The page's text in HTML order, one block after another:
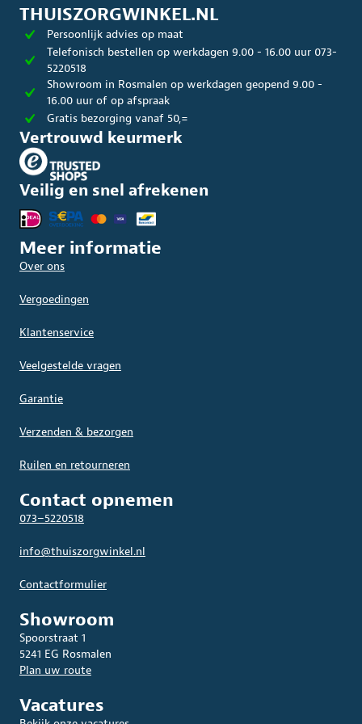
THUISZORGWINKEL.NL
Persoonlijk advies op maat
Telefonisch bestellen op werkdagen 9.00 - 16.00 uur 073-
5220518
Showroom in Rosmalen op werkdagen geopend 9.00 -
16.00 uur of op afspraak
Gratis bezorging vanaf 50,=
Vertrouwd keurmerk
Veilig en snel afrekenen
Meer informatie
Over ons
Vergoedingen
Klantenservice
Veelgestelde vragen
Garantie
Verzenden & bezorgen
Ruilen en retourneren
Contact opnemen
073–5220518
info@thuiszorgwinkel.nl
Contactformulier
Showroom
Spoorstraat 1
5241 EG Rosmalen
Plan uw route
Vacatures